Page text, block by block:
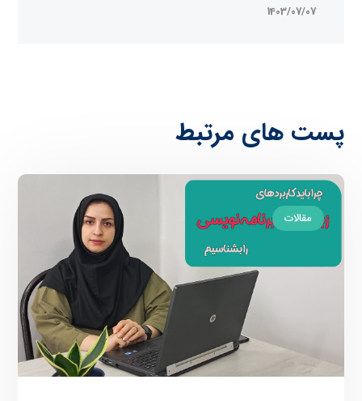
1403/07/07
پست های مرتبط
مقالات